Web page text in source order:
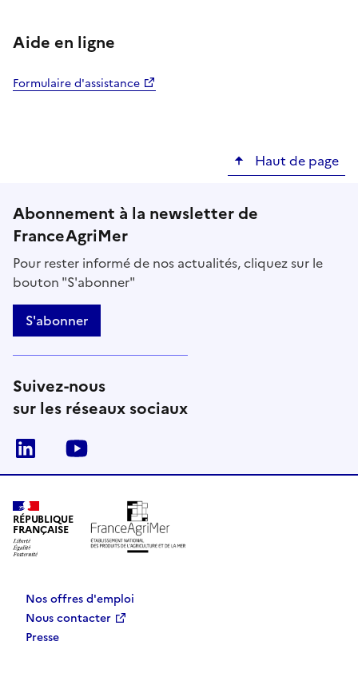
Aide en ligne
Formulaire d'assistance
Haut de page
Abonnement à la newsletter de
FranceAgriMer
Pour rester informé de nos actualités, cliquez sur le
bouton "S'abonner"
S'abonner
Suivez-nous
sur les réseaux sociaux
Linkedin
RÉPUBLIQUE
FRANÇAISE
Nos offres d'emploi
Nous contacter
Presse